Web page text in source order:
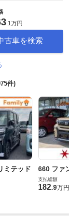
.1万円
古車を検索
件)
ミテッド 660 ファ
支払総額
182.9万円